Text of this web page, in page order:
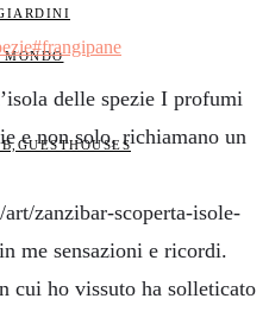
MONDO
delle spezie I profumi
e non solo, richiamano un
zanzibar-scoperta-isole-
me sensazioni e ricordi.
cui ho vissuto ha solleticato